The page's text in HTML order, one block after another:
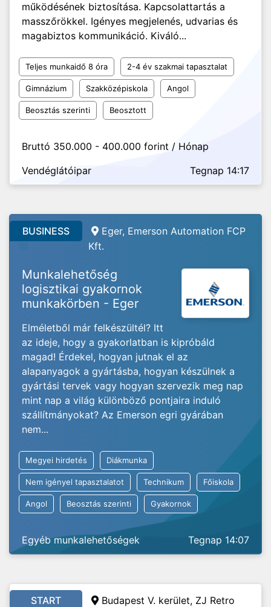
működésének biztosítása. Kapcsolattartás a
masszőrökkel. Igényes megjelenés, udvarias és
magabiztos kommunikáció. Kiváló...
Teljes munkaidő 8 óra 2-4 év szakmai tapasztalat
Gimnázium Szakközépiskola Angol
Beosztás szerinti Beosztott
Bruttó 350.000 - 400.000 forint / Hónap
Vendéglátóipar
Tegnap 14:17
BUSINESS
Eger, Emerson Automation FCP
Kft.
Munkalehetőség
logisztikai gyakornok
munkakörben - Eger
Elméletből már felkészültél? Itt
az ideje, hogy a gyakorlatban is kipróbáld
magad! Érdekel, hogyan jutnak el az
alapanyagok a gyártásba, hogyan készülnek a
gyártási tervek vagy hogyan szervezik meg nap
mint nap a világ különböző pontjaira induló
szállítmányokat? Az Emerson egri gyárában
nem...
Megyei hirdetés Diákmunka
Nem igényel tapasztalatot Technikum Főiskola
Angol Beosztás szerinti Gyakornok
Egyéb munkalehetőségek Tegnap 14:07
START Budapest V. kerület, ZJ Retro